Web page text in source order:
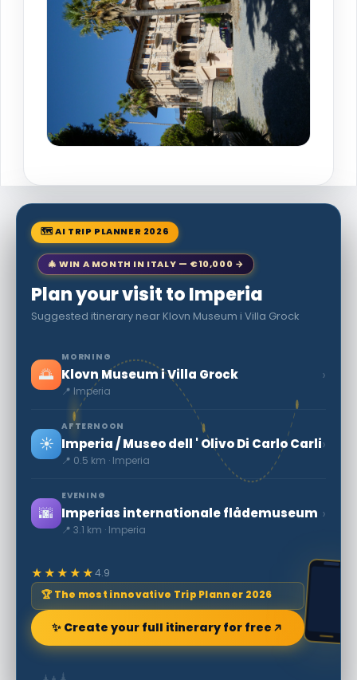
🗺 AI TRIP PLANNER 2026
🎄 WIN A MONTH IN ITALY — €10,000 →
Plan your visit to Imperia
Suggested itinerary near Klovn Museum i Villa Grock
🌅
MORNING
Klovn Museum i Villa Grock
📍 Imperia
›
☀️
AFTERNOON
Imperia / Museo dell ' Olivo Di Carlo Carli
📍 0.5 km · Imperia
›
🌆
EVENING
Imperias internationale flådemuseum
📍 3.1 km · Imperia
›
★★★★★4.9
🏆 The most innovative Trip Planner 2026
✨ Create your full itinerary for free